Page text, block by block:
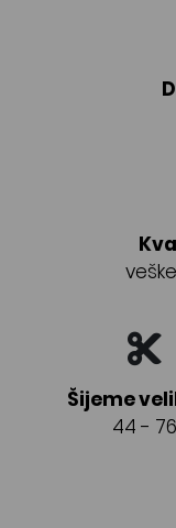
Šijeme
44 - 76